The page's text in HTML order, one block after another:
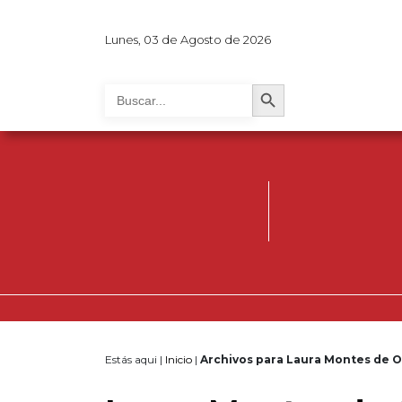
Lunes, 03 de Agosto de 2026
for:
Search Button
Estás aqui | Inicio | Archivos para Laura Montes de